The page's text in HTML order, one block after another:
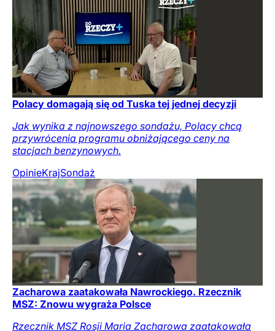
Polacy domagają się od Tuska tej jednej decyzji
Jak wynika z najnowszego sondażu, Polacy chcą
przywrócenia programu obniżającego ceny na
stacjach benzynowych.
OpinieKrajSondaż
Zacharowa zaatakowała Nawrockiego. Rzecznik
MSZ: Znowu wygraża Polsce
Rzecznik MSZ Rosji Maria Zacharowa zaatakowała